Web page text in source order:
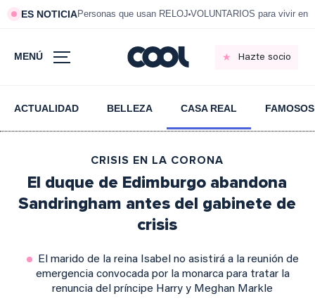
ES NOTICIAPersonas que usan RELOJ VOLUNTARIOS para vivir en
MENÚ Hazte socio
ACTUALIDAD BELLEZA CASA REAL FAMOSOS
CRISIS EN LA CORONA
El duque de Edimburgo abandona
Sandringham antes del gabinete de
crisis
El marido de la reina Isabel no asistirá a la reunión de
emergencia convocada por la monarca para tratar la
renuncia del príncipe Harry y Meghan Markle